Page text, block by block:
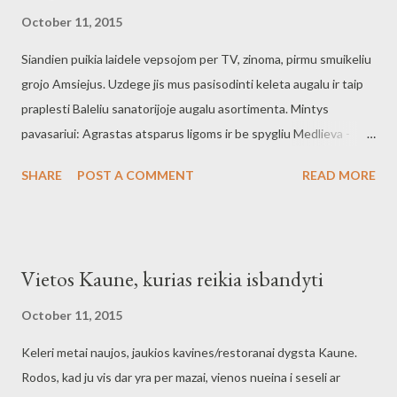
October 11, 2015
Siandien puikia laidele vepsojom per TV, zinoma, pirmu smuikeliu
grojo Amsiejus. Uzdege jis mus pasisodinti keleta augalu ir taip
praplesti Baleliu sanatorijoje augalu asortimenta. Mintys
pavasariui: Agrastas atsparus ligoms ir be spygliu Medlieva -
Augalai, kuriuos gal reiktu pasisodinti: Savidulke tresne - reiks
sodinti, o ne kai nusipirksim :)
SHARE POST A COMMENT READ MORE
Vietos Kaune, kurias reikia isbandyti
October 11, 2015
Keleri metai naujos, jaukios kavines/restoranai dygsta Kaune.
Rodos, kad ju vis dar yra per mazai, vienos nueina i seseli ar